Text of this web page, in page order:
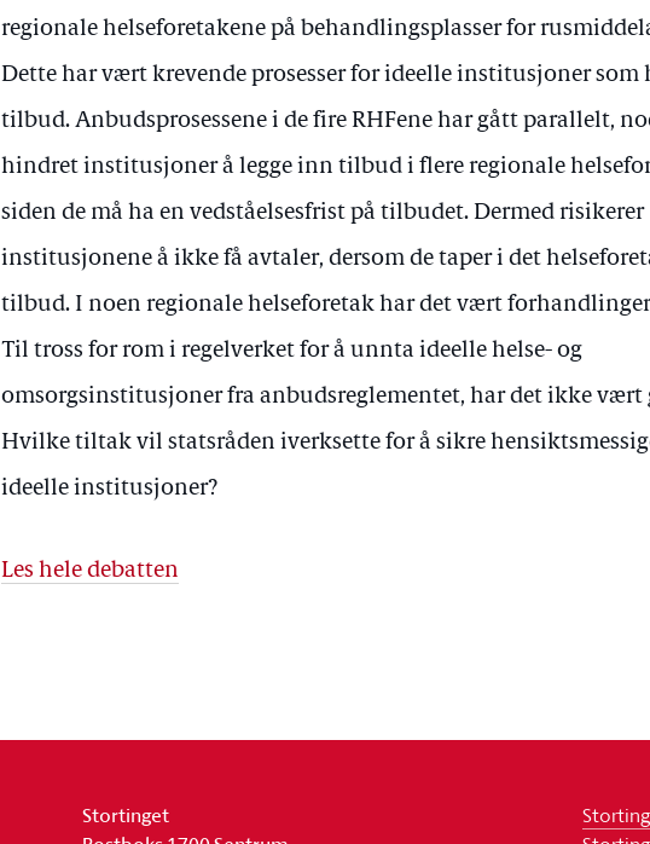
regionale helseforetakene på behandlingsplasser for
Dette har vært krevende prosesser for ideelle institusjoner som
tilbud. Anbudsprosessene i de fire RHFene har gått parallelt,
hindret institusjoner å legge inn tilbud i flere regionale
siden de må ha en vedståelsesfrist på tilbudet. Dermed risikerer
institusjonene å ikke få avtaler, dersom de taper i det
tilbud. I noen regionale helseforetak har det vært
Til tross for rom i regelverket for å unnta ideelle helse- og
omsorgsinstitusjoner fra anbudsreglementet, har det ikke vært
Hvilke tiltak vil statsråden iverksette for å sikre
ideelle institusjoner?
Les hele debatten
Stortinget